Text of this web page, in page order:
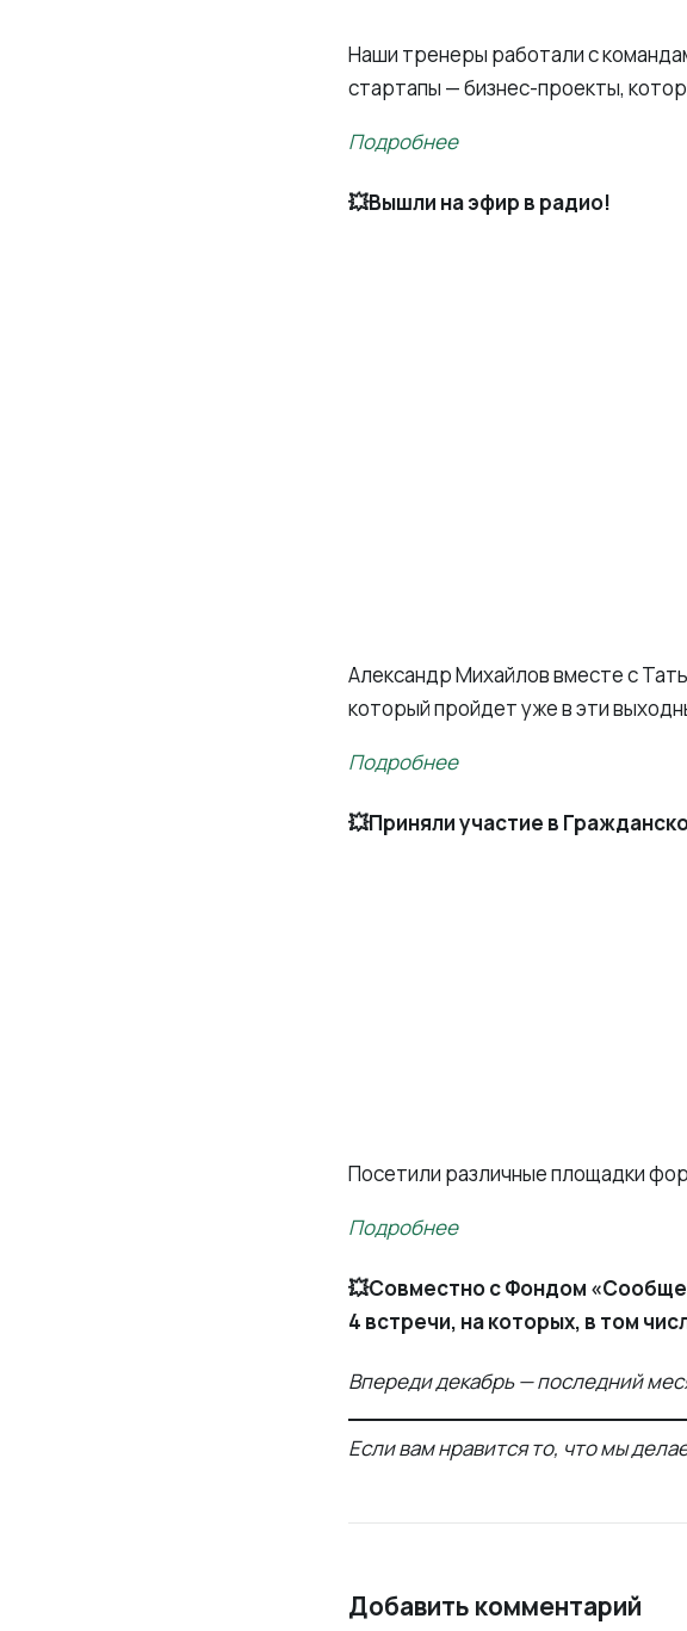
Наши тренеры работали с
стартапы — бизнес-проекты,
Подробнее
💥Вышли на эфир в радио!
Александр Михайлов вместе с
который пройдет уже в эти
Подробнее
💥Приняли участие в
Посетили различные площадки
Подробнее
💥Совместно с Фондом
4 встречи, на которых, в том
Впереди декабрь — последний
Если вам нравится то, что мы
Добавить комментарий